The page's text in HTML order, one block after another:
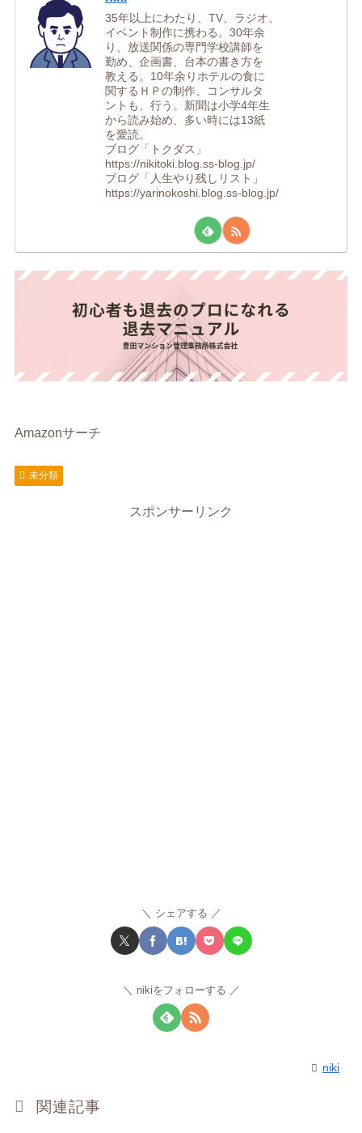
35年以上にわたり、TV、ラジオ、
イベント制作に携わる。30年余
り、放送関係の専門学校講師を
勤め、企画書、台本の書き方を
教える。10年余りホテルの食に
関するＨＰの制作、コンサルタ
ントも、行う。新聞は小学4年生
から読み始め、多い時には13紙
を愛読。
ブログ「トクダス」
https://nikitoki.blog.ss-blog.jp/
ブログ「人生やり残しリスト」
https://yarinokoshi.blog.ss-blog.jp/
Amazonサーチ
未分類
スポンサーリンク
シェアする
nikiをフォローする
niki
関連記事